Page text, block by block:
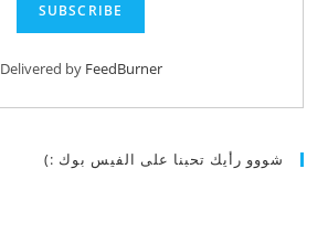
Delivered by FeedBurner
شووو رأيك تحبنا على الفيس بوك :)